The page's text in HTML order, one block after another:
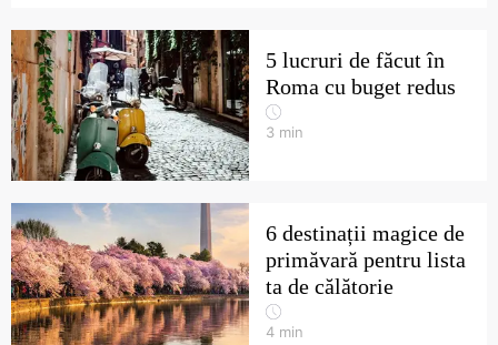
5 lucruri de făcut în
Roma cu buget redus
3 min
6 destinații magice de
primăvară pentru lista
ta de călătorie
4 min